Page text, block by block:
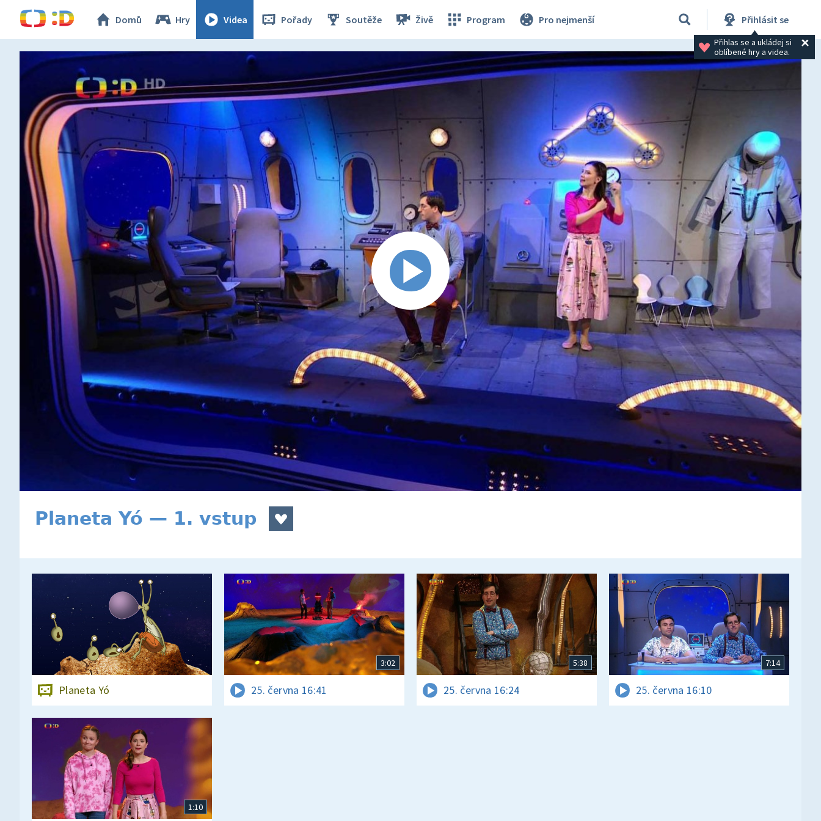
Domů Hry Videa Pořady Soutěže Živě Program Pro nejmenší Přihlásit se
Přihlas se a ukládej si
oblíbené hry a videa.
Planeta Yó — 1. vstup
Planeta Yó
3:02
25. června 16:41
5:38
25. června 16:24
7:14
25. června 16:10
1:10